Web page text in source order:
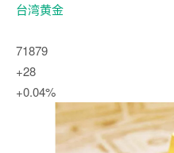
台湾黄金
71879
+28
+0.04%